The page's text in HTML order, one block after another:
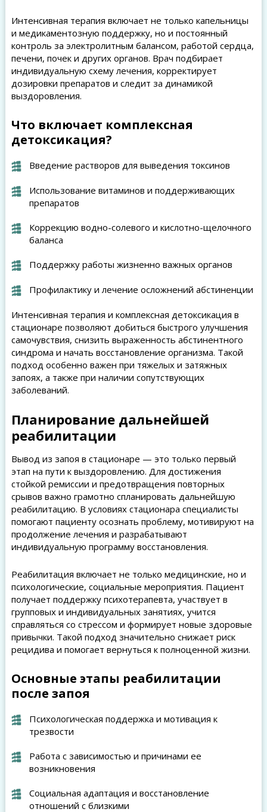
Интенсивная терапия включает не только капельницы
и медикаментозную поддержку, но и постоянный
контроль за электролитным балансом, работой сердца,
печени, почек и других органов. Врач подбирает
индивидуальную схему лечения, корректирует
дозировки препаратов и следит за динамикой
выздоровления.
Что включает комплексная
детоксикация?
Введение растворов для выведения токсинов
Использование витаминов и поддерживающих
препаратов
Коррекцию водно-солевого и кислотно-щелочного
баланса
Поддержку работы жизненно важных органов
Профилактику и лечение осложнений абстиненции
Интенсивная терапия и комплексная детоксикация в
стационаре позволяют добиться быстрого улучшения
самочувствия, снизить выраженность абстинентного
синдрома и начать восстановление организма. Такой
подход особенно важен при тяжелых и затяжных
запоях, а также при наличии сопутствующих
заболеваний.
Планирование дальнейшей
реабилитации
Вывод из запоя в стационаре — это только первый
этап на пути к выздоровлению. Для достижения
стойкой ремиссии и предотвращения повторных
срывов важно грамотно спланировать дальнейшую
реабилитацию. В условиях стационара специалисты
помогают пациенту осознать проблему, мотивируют на
продолжение лечения и разрабатывают
индивидуальную программу восстановления.
Реабилитация включает не только медицинские, но и
психологические, социальные мероприятия. Пациент
получает поддержку психотерапевта, участвует в
групповых и индивидуальных занятиях, учится
справляться со стрессом и формирует новые здоровые
привычки. Такой подход значительно снижает риск
рецидива и помогает вернуться к полноценной жизни.
Основные этапы реабилитации
после запоя
Психологическая поддержка и мотивация к
трезвости
Работа с зависимостью и причинами ее
возникновения
Социальная адаптация и восстановление
отношений с близкими